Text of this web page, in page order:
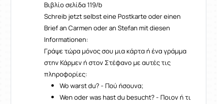
Βιβλίο σελίδα 119/b
Schreib jetzt selbst eine Postkarte oder einen
Brief an Carmen oder an Stefan mit diesen
Informationen:
Γράψε τώρα μόνος σου μια κάρτα ή ένα γράμμα
στην Κάρμεν ή στον Στέφανο με αυτές τις
πληροφορίες:
Wo warst du? - Πού ήσουνα;
Wen oder was hast du besucht? - Ποιον ή τι